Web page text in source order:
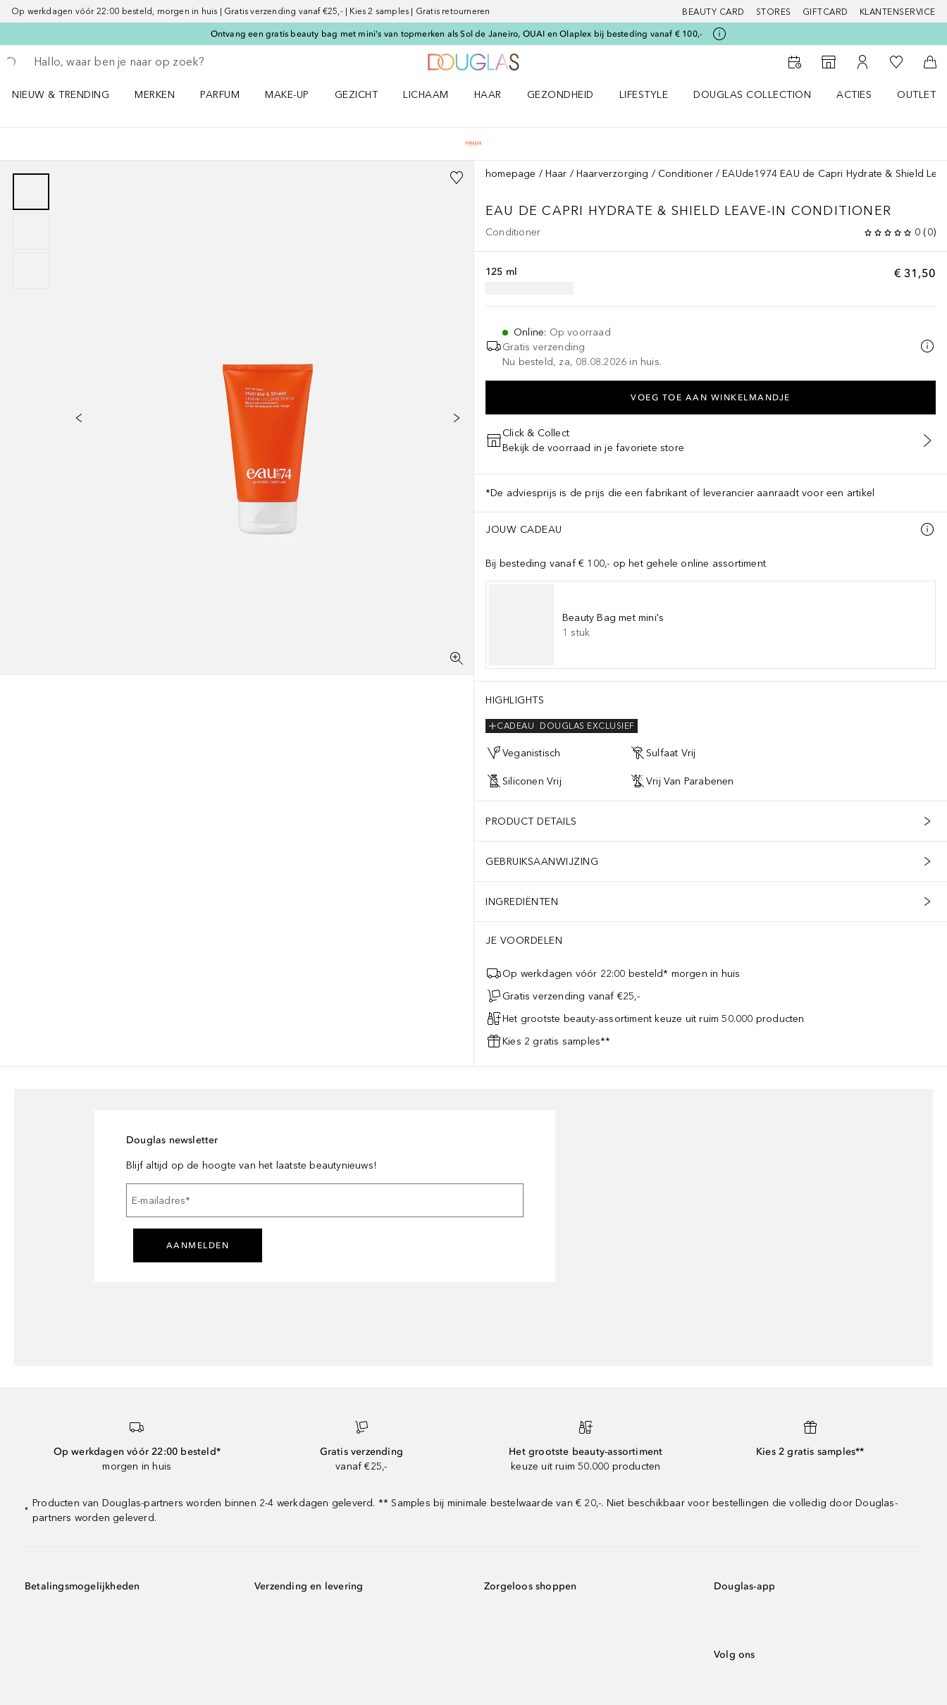
Op werkdagen vóór 22:00 besteld, morgen in huis | Gratis verzending vanaf €25,- | Kies 2 samples | Gratis retourneren BEAUTY CARD STORES GIFTCARD KLANTENSERVICE
Ontvang een gratis beauty bag met mini's van topmerken als Sol de Janeiro, OUAI en Olaplex bij besteding vanaf € 100,-
Ga terug
Zoekopdracht uitvoeren
Naar StorefinderNaar Mijn Account
Naar Mijn
NIEUW & TRENDING
MERKEN
PARFUM
MAKE-UP
GEZICHT
LICHAAM
HAAR
GEZONDHEID
LIFESTYLE
DOUGLAS COLLECTION
ACTIES
OUTLET
homepage Haar Haarverzorging Conditioner EAUde1974 EAU de Capri Hydrate & Shield
EAU DE CAPRI HYDRATE & SHIELD LEAVE-IN CONDITIONER
Conditioner 0 (0)
€ 31,50
125 ml
Online: Op voorraad
Gratis verzending
Nu besteld, za, 08.08.2026 in huis.
VOEG TOE AAN WINKELMANDJE
Click & Collect
Bekijk de voorraad in je favoriete store
*De adviesprijs is de prijs die een fabrikant of leverancier aanraadt voor een artikel
JOUW CADEAU
Bij besteding vanaf € 100,- op het gehele online assortiment
Beauty Bag met mini's
1 stuk
HIGHLIGHTS
DOUGLAS EXCLUSIEF
CADEAU
Veganistisch Sulfaat Vrij
Siliconen Vrij Vrij Van Parabenen
PRODUCT DETAILS
GEBRUIKSAANWIJZING
INGREDIËNTEN
JE VOORDELEN
Op werkdagen vóór 22:00 besteld* morgen in huis
Gratis verzending vanaf €25,-
Het grootste beauty-assortiment keuze uit ruim 50.000 producten
Kies 2 gratis samples**
Douglas newsletter
Blijf altijd op de hoogte van het laatste beautynieuws!
E-mailadres*
AANMELDEN
Op werkdagen vóór 22:00 besteld*
morgen in huis
Gratis verzending
vanaf €25,-
Het grootste beauty-assortiment
keuze uit ruim 50.000 producten
Kies 2 gratis samples**
*
Producten van Douglas-partners worden binnen 2-4 werkdagen geleverd. ** Samples bij minimale bestelwaarde van € 20,-. Niet beschikbaar voor bestellingen die volledig door Douglas-
partners worden geleverd.
Betalingsmogelijkheden Verzending en levering Zorgeloos shoppen Douglas-app
Volg ons